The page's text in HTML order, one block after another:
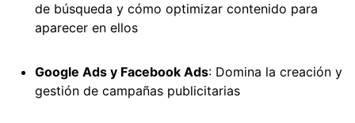
de búsqueda y cómo optimizar contenido para
aparecer en ellos
Google Ads y Facebook Ads: Domina la creación y
gestión de campañas publicitarias